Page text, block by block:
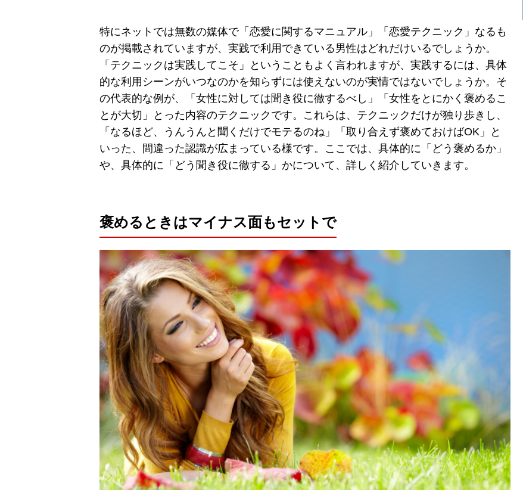
特にネットでは無数の媒体で「恋愛に関するマニュアル」「恋愛テクニック」なるも
のが掲載されていますが、実践で利用できている男性はどれだけいるでしょうか。
「テクニックは実践してこそ」ということもよく言われますが、実践するには、具体
的な利用シーンがいつなのかを知らずには使えないのが実情ではないでしょうか。そ
の代表的な例が、「女性に対しては聞き役に徹するべし」「女性をとにかく褒めるこ
とが大切」とった内容のテクニックです。これらは、テクニックだけが独り歩きし、
「なるほど、うんうんと聞くだけでモテるのね」「取り合えず褒めておけばOK」と
いった、間違った認識が広まっている様です。ここでは、具体的に「どう褒めるか」
や、具体的に「どう聞き役に徹する」かについて、詳しく紹介していきます。
褒めるときはマイナス面もセットで